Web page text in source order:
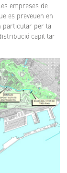
empreses de
es preveuen en
particular per la
capil·lar